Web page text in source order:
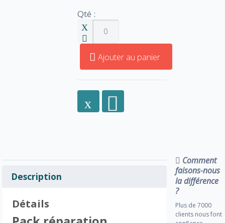
Qté :
Ajouter au panier
Description
Détails
Comment
faisons-nous
la différence
?
Plus de 7000
clients nous font